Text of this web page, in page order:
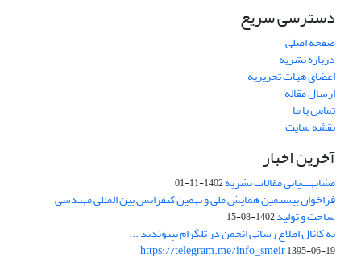
دسترسی سریع
صفحه اصلی
درباره نشریه
اعضای هیات تحریریه
ارسال مقاله
تماس با ما
نقشه سایت
آخرین اخبار
مشابهت‌یابی مقالات نشریه1402-11-01
فراخوان بیستمین همایش ملی و نهمین کنفرانس بین المللی مهندسی
ساخت و تولید1402-08-15
به کانال اطلاع رسانی انجمن در تلگرام بپیوندید ...
https://telegram.me/info_smeir1395-06-19